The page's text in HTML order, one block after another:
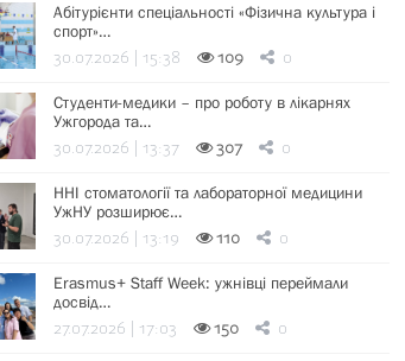
Абітурієнти спеціальності «Фізична культура і
спорт»…
30.07.2026 | 15:38 109 0
Студенти-медики – про роботу в лікарнях
Ужгорода та…
30.07.2026 | 13:37 307 0
ННІ стоматології та лабораторної медицини
УжНУ розширює…
30.07.2026 | 13:19 110 0
Erasmus+ Staff Week: ужнівці переймали
досвід…
27.07.2026 | 17:03 150 0